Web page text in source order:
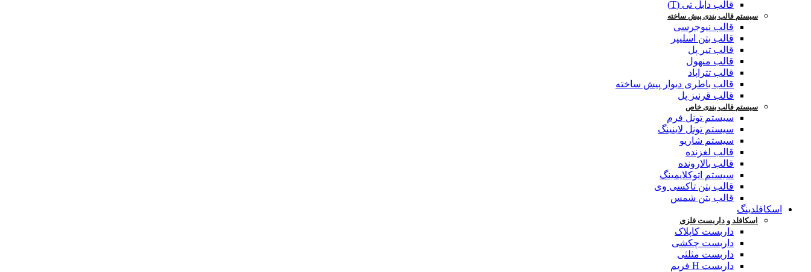
قالب دابل تی (T)
سیستم قالب بندی پیش ساخته
قالب نیوجرسی
قالب بتن اسلیپر
قالب تیر پل
قالب منهول
قالب تتراپاد
قالب باطری دیوار پیش ساخته
قالب قرنیز پل
سیستم قالب بندی خاص
سیستم تونل فرم
سیستم تونل لاینینگ
سیستم شاریو
قالب لغزنده
قالب بالارونده
سیستم اتوکلایمینگ
قالب بتن تاکسی وی
قالب بتن شمس
اسکافلدینگ
اسکافلد و داربست فلزی
داربست کاپلاک
داربست چکشی
داربست مثلثی
داربست H فریم